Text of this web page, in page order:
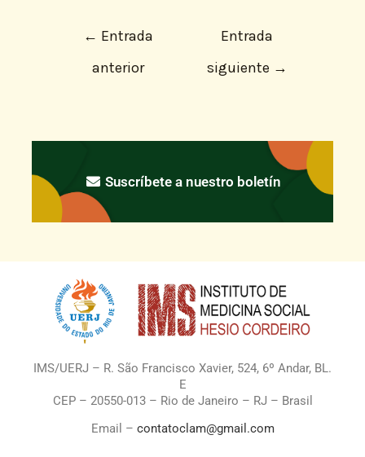
← Entrada
anterior
Entrada
siguiente →
Suscríbete a nuestro boletín
IMS/UERJ – R. São Francisco Xavier, 524, 6º Andar, BL.
E
CEP – 20550-013 – Rio de Janeiro – RJ – Brasil
Email – contatoclam@gmail.com